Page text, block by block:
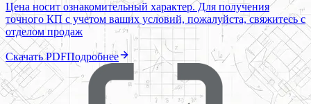
Цена носит ознакомительный характер. Для получения
точного КП с учетом ваших условий, пожалуйста, свяжитесь с
отделом продаж
Скачать PDFПодробнее